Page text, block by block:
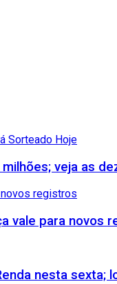
veja as
vale para novos
nesta